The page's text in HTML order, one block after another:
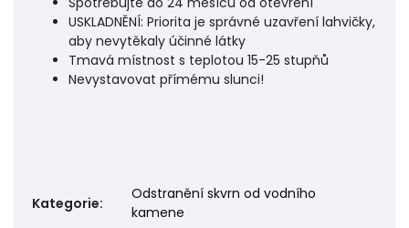
USKLADNĚNÍ: Priorita je správné uzavření lahvičky,
aby nevytěkaly účinné látky
Tmavá místnost s teplotou 15-25 stupňů
Nevystavovat přímému slunci!
Kategorie:
Odstranění skvrn od vodního
kamene